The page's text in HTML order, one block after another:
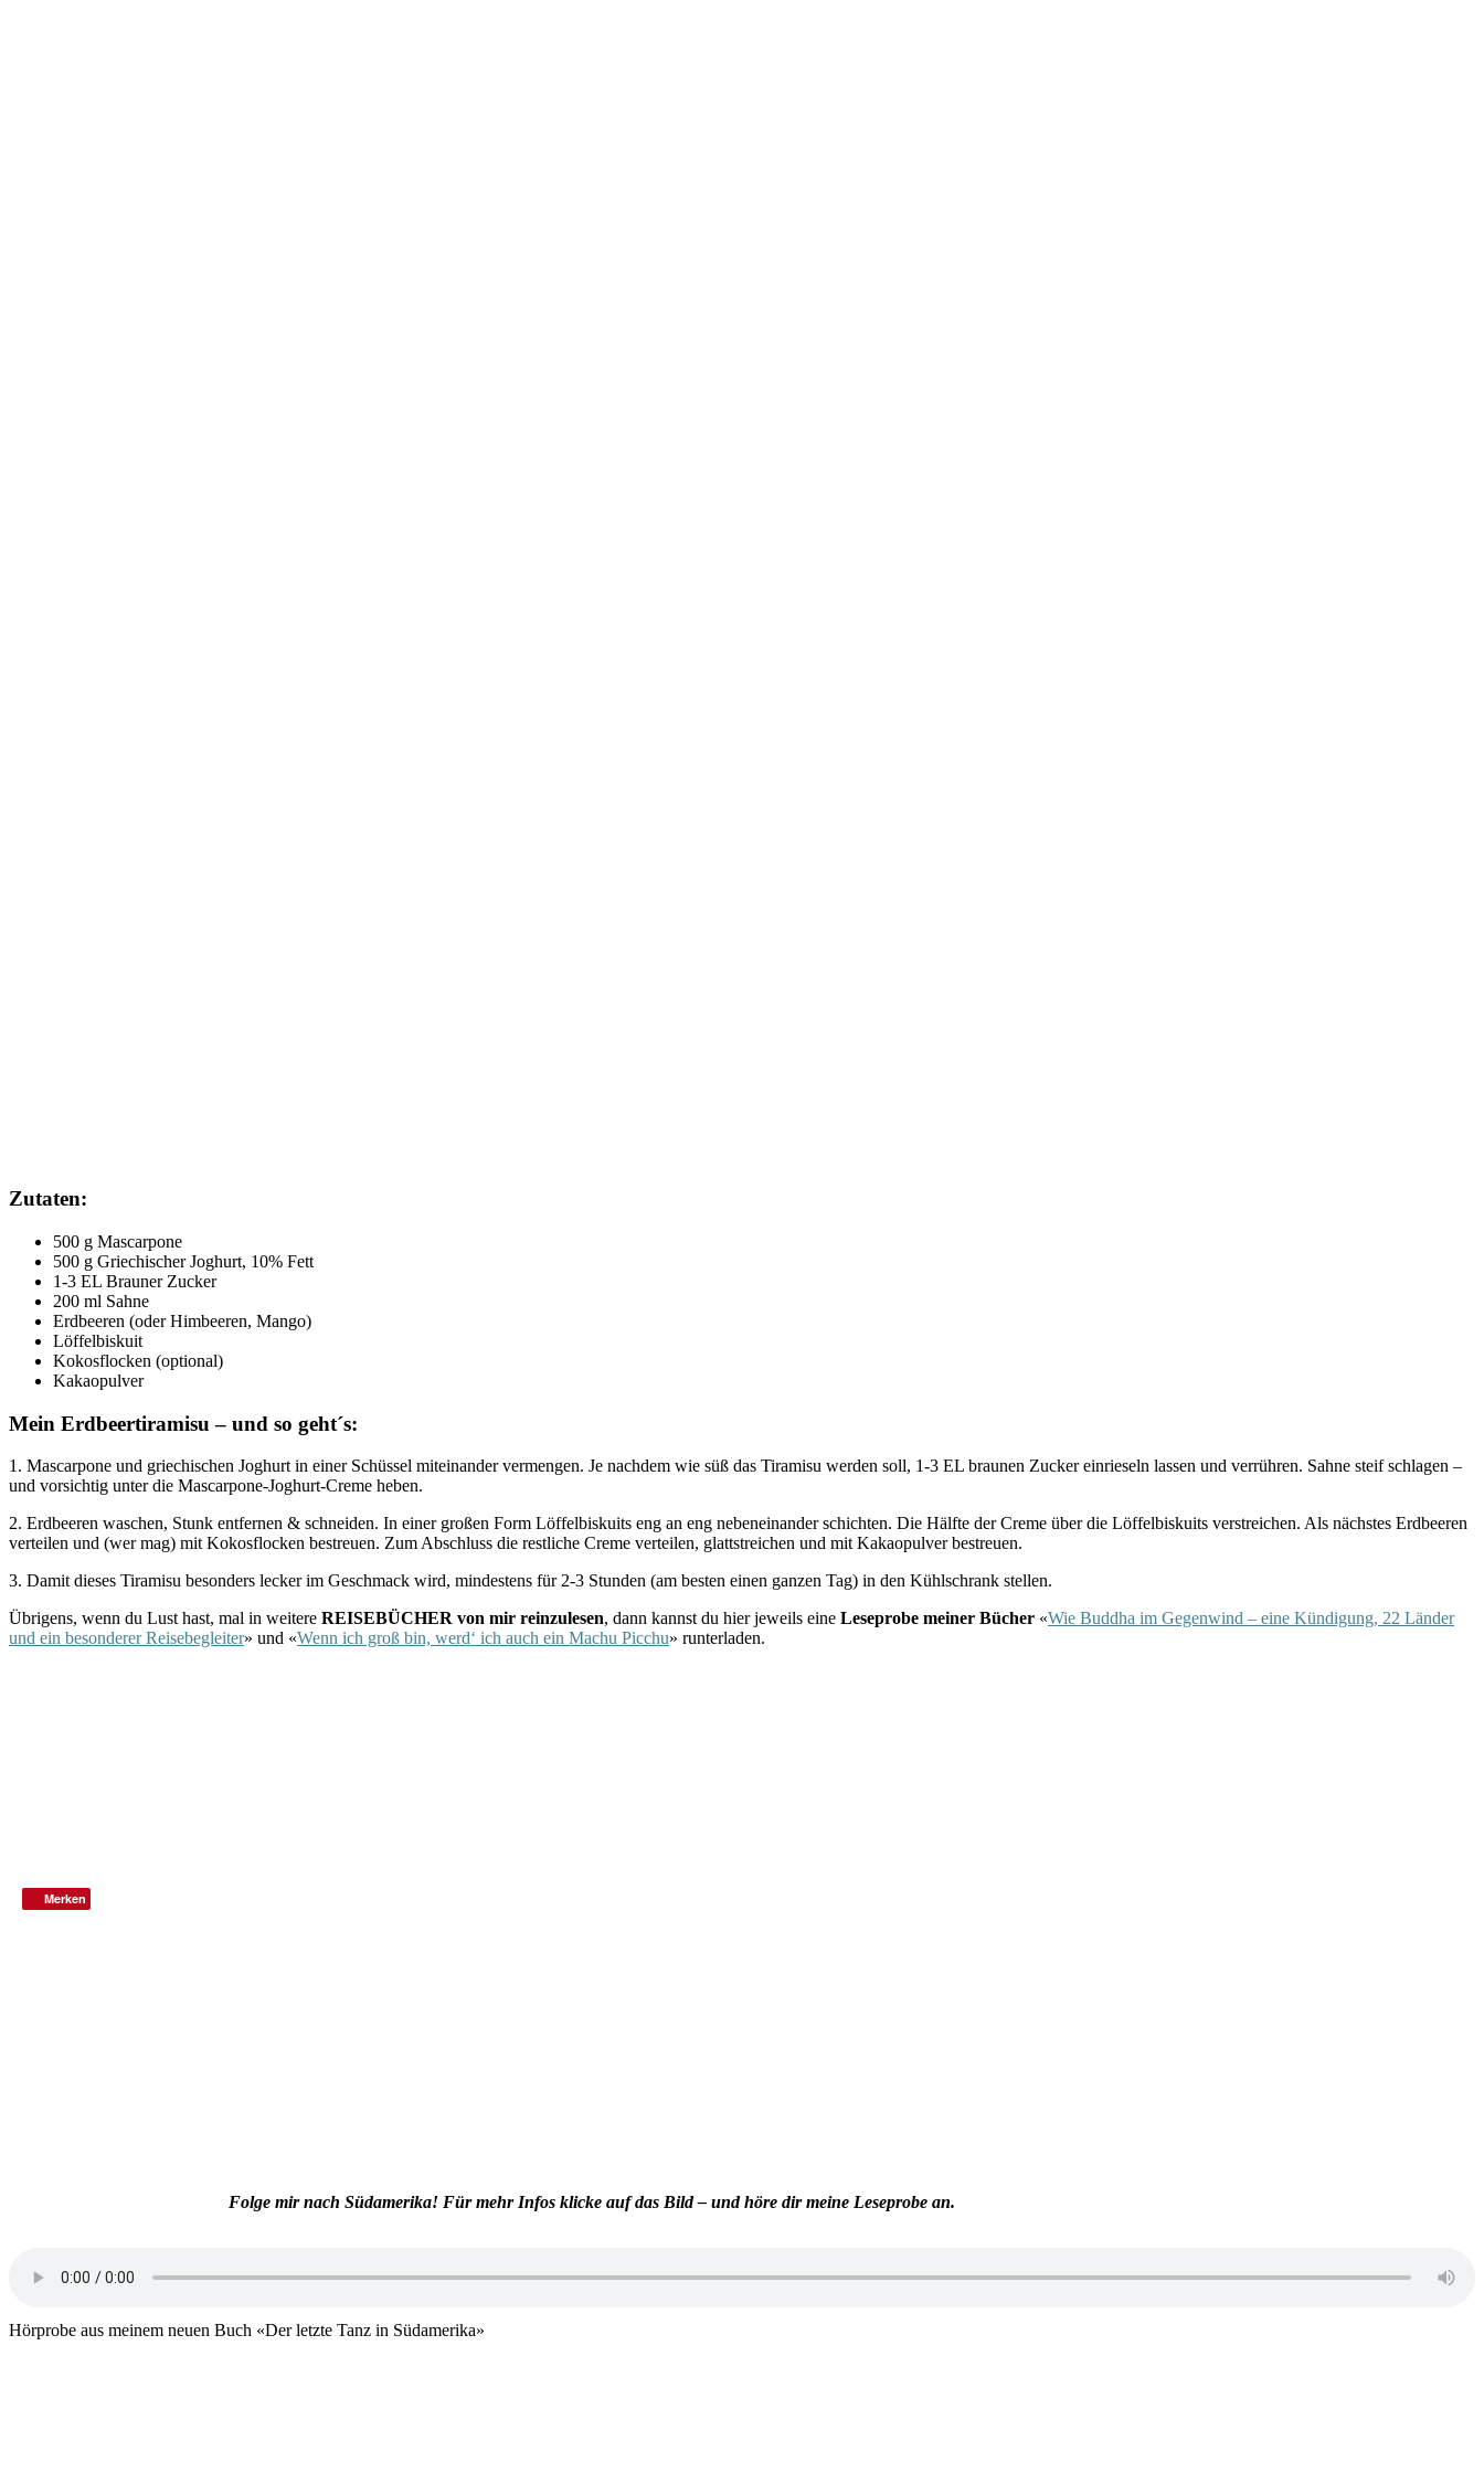
Zutaten:
500 g Mascarpone
500 g Griechischer Joghurt, 10% Fett
1-3 EL Brauner Zucker
200 ml Sahne
Erdbeeren (oder Himbeeren, Mango)
Löffelbiskuit
Kokosflocken (optional)
Kakaopulver
Mein Erdbeertiramisu – und so geht´s:
1. Mascarpone und griechischen Joghurt in einer Schüssel miteinander vermengen. Je nachdem wie süß das Tiramisu werden soll, 1-3 EL braunen Zucker einrieseln lassen und verrühren. Sahne steif schlagen –
und vorsichtig unter die Mascarpone-Joghurt-Creme heben.
2. Erdbeeren waschen, Stunk entfernen & schneiden. In einer großen Form Löffelbiskuits eng an eng nebeneinander schichten. Die Hälfte der Creme über die Löffelbiskuits verstreichen. Als nächstes Erdbeeren
verteilen und (wer mag) mit Kokosflocken bestreuen. Zum Abschluss die restliche Creme verteilen, glattstreichen und mit Kakaopulver bestreuen.
3. Damit dieses Tiramisu besonders lecker im Geschmack wird, mindestens für 2-3 Stunden (am besten einen ganzen Tag) in den Kühlschrank stellen.
Übrigens, wenn du Lust hast, mal in weitere REISEBÜCHER von mir reinzulesen, dann kannst du hier jeweils eine Leseprobe meiner Bücher «Wie Buddha im Gegenwind – eine Kündigung, 22 Länder
und ein besonderer Reisebegleiter» und «Wenn ich groß bin, werd‘ ich auch ein Machu Picchu» runterladen.
Folge mir nach Südamerika! Für mehr Infos klicke auf das Bild – und höre dir meine Leseprobe an.
Hörprobe aus meinem neuen Buch «Der letzte Tanz in Südamerika»
Merken